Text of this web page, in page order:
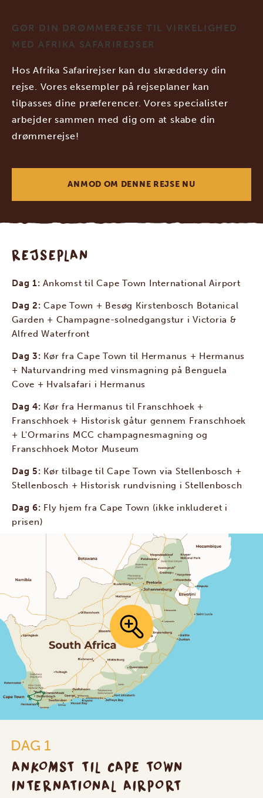
GØR DIN DRØMMEREJSE TIL VIRKELIGHED
MED AFRIKA SAFARIREJSER
Hos Afrika Safarirejser kan du skræddersy din
rejse. Vores eksempler på rejseplaner kan
tilpasses dine præferencer. Vores specialister
arbejder sammen med dig om at skabe din
drømmerejse!
ANMOD OM DENNE REJSE NU
REJSEPLAN
Dag 1:Ankomst til Cape Town International Airport
Dag 2:Cape Town + Besøg Kirstenbosch Botanical
Garden + Champagne-solnedgangstur i Victoria &
Alfred Waterfront
Dag 3: Kør fra Cape Town til Hermanus + Hermanus
+ Naturvandring med vinsmagning på Benguela
Cove + Hvalsafari i Hermanus
Dag 4: Kør fra Hermanus til Franschhoek +
Franschhoek + Historisk gåtur gennem Franschhoek
+ L'Ormarins MCC champagnesmagning og
Franschhoek Motor Museum
Dag 5: Kør tilbage til Cape Town via Stellenbosch +
Stellenbosch + Historisk rundvisning i Stellenbosch
Dag 6: Fly hjem fra Cape Town (ikke inkluderet i
prisen)
DAG 1
ANKOMST TIL CAPE TOWN
INTERNATIONAL AIRPORT